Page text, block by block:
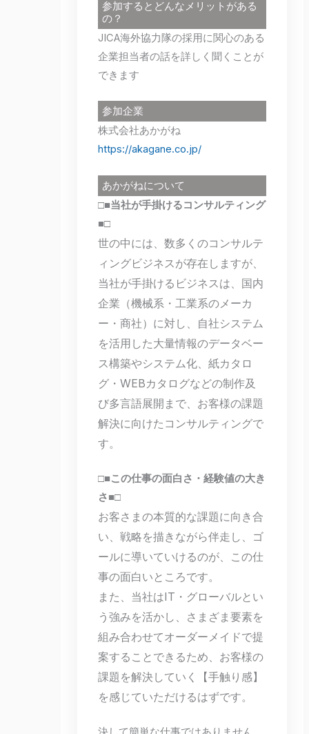
参加するとどんなメリットがある
の？
JICA海外協力隊の採用に関心のある
企業担当者の話を詳しく聞くことが
できます
参加企業
株式会社あかがね
https://akagane.co.jp/
あかがねについて
□■当社が手掛けるコンサルティング
■□
世の中には、数多くのコンサルテ
ィングビジネスが存在しますが、
当社が手掛けるビジネスは、国内
企業（機械系・工業系のメーカ
ー・商社）に対し、自社システム
を活用した大量情報のデータベー
ス構築やシステム化、紙カタロ
グ・WEBカタログなどの制作及
び多言語展開まで、お客様の課題
解決に向けたコンサルティングで
す。
□■この仕事の面白さ・経験値の大き
さ■□
お客さまの本質的な課題に向き合
い、戦略を描きながら伴走し、ゴ
ールに導いていけるのが、この仕
事の面白いところです。
また、当社はIT・グローバルとい
う強みを活かし、さまざま要素を
組み合わせてオーダーメイドで提
案することできるため、お客様の
課題を解決していく【手触り感】
を感じていただけるはずです。